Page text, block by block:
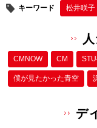
キーワード 松井咲子
CMNOW CM
僕が⾒たかった⻘空
デ